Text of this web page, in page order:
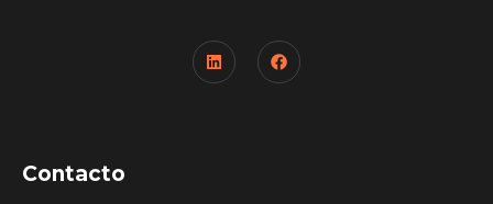
Contacto